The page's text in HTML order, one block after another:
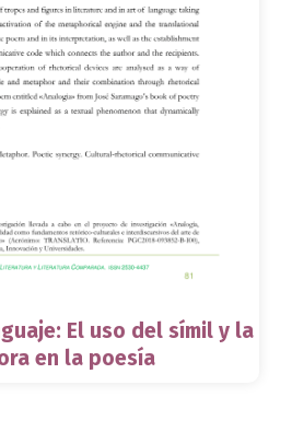
El uso del símil y la
en la poesía